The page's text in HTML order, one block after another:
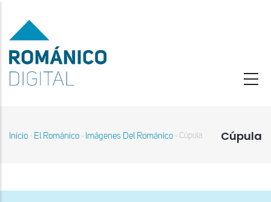
contenido
principal
Cúpula
Sobrescribir
Inicio - El Románico - Imágenes Del Románico - Cúpula